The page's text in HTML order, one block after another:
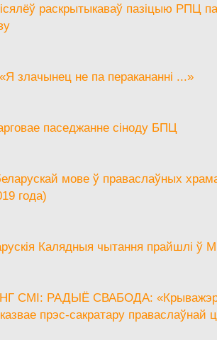
раскрытыкаваў пазіцыю РПЦ
«Я злачынец не па перакананні ...»
паседжанне сіноду БПЦ
беларускай мове ў праваслаўных
года)
Калядныя чытання прайшлі ў
СМІ: РАДЫЁ СВАБОДА:
прэс-сакратару праваслаўнай